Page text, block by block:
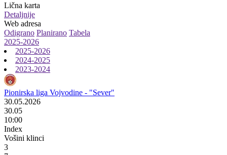
Lična karta
Detaljnije
Web adresa
Odigrano Planirano Tabela
2025-2026
2025-2026
2024-2025
2023-2024
Pionirska liga Vojvodine - "Sever"
30.05.2026
30.05
10:00
Index
Vošini klinci
3